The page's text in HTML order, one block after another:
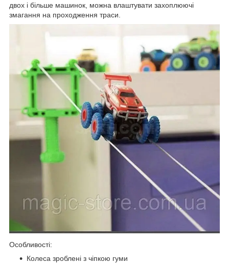
двох і більше машинок, можна влаштувати захоплюючі
змагання на проходження траси.
Особливості:
Колеса зроблені з чіпкою гуми